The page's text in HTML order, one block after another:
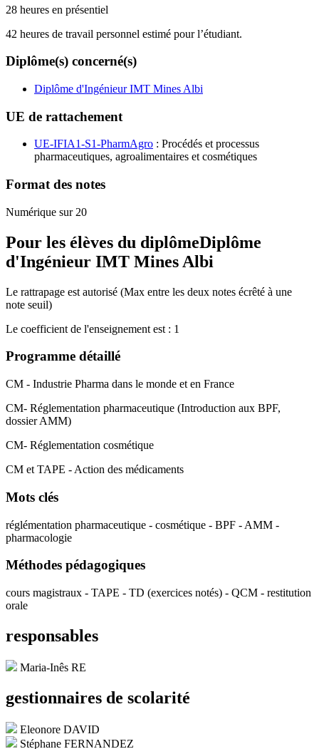
28 heures en présentiel
42 heures de travail personnel estimé pour l’étudiant.
Diplôme(s) concerné(s)
Diplôme d'Ingénieur IMT Mines Albi
UE de rattachement
UE-IFIA1-S1-PharmAgro : Procédés et processus
pharmaceutiques, agroalimentaires et cosmétiques
Format des notes
Numérique sur 20
Pour les élèves du diplômeDiplôme
d'Ingénieur IMT Mines Albi
Le rattrapage est autorisé (Max entre les deux notes écrêté à une
note seuil)
Le coefficient de l'enseignement est : 1
Programme détaillé
CM - Industrie Pharma dans le monde et en France
CM- Réglementation pharmaceutique (Introduction aux BPF,
dossier AMM)
CM- Réglementation cosmétique
CM et TAPE - Action des médicaments
Mots clés
réglémentation pharmaceutique - cosmétique - BPF - AMM -
pharmacologie
Méthodes pédagogiques
cours magistraux - TAPE - TD (exercices notés) - QCM - restitution
orale
responsables
Maria-Inês RE
gestionnaires de scolarité
Eleonore DAVID
Stéphane FERNANDEZ